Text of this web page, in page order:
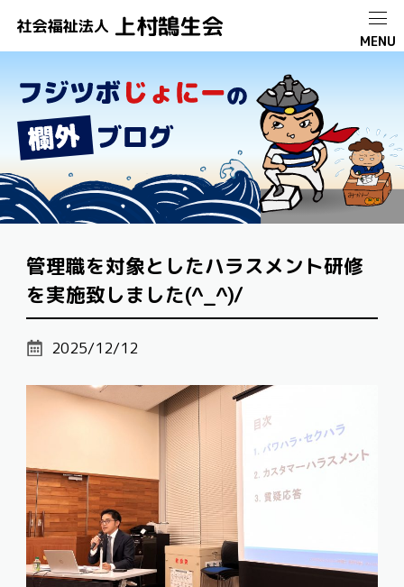
管理職を対象としたハラスメント研修
を実施致しました(^_^)/
2025/12/12